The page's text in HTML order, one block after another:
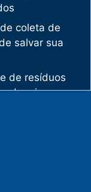
coleta de
salvar sua
de resíduos
de crimes